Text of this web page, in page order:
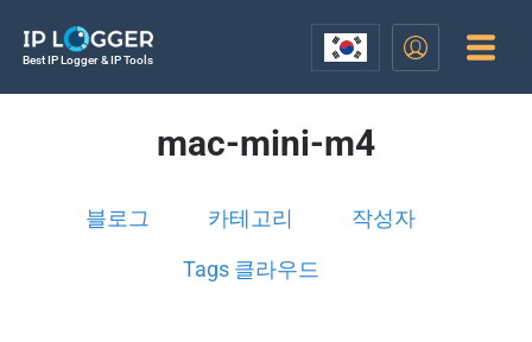
Best IP Logger & IP Tools
mac-mini-m4
블로그 카테고리 작성자
Tags 클라우드